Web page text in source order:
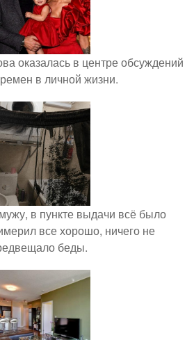
оказалась в центре обсуждений
в личной жизни.
в пункте выдачи всё было
все хорошо, ничего не
беды.